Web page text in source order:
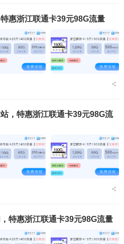
惠浙江联通卡39元98G流量
，特惠浙江联通卡39元98G流
特惠浙江联通卡39元98G流量